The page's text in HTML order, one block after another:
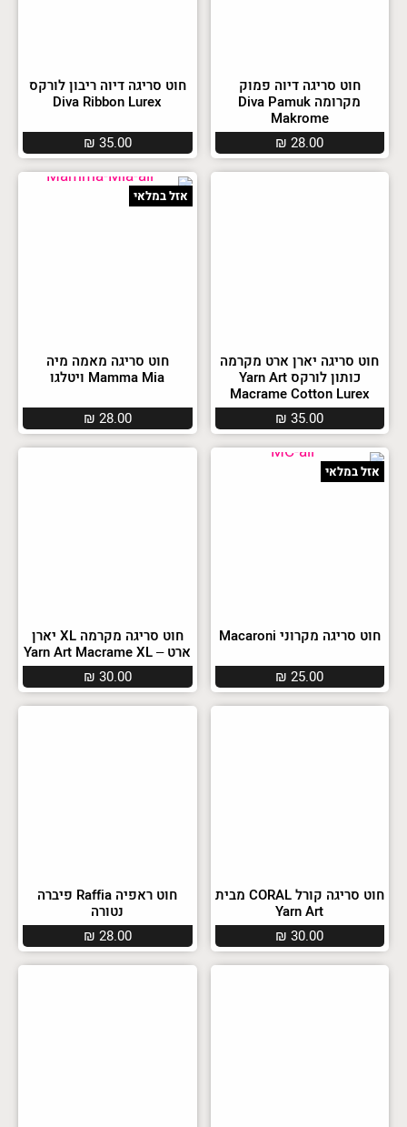
חוט סריגה דיוה פמוק
מקרומה Diva Pamuk
Makrome
₪ 28.00
חוט סריגה דיוה ריבון לורקס
Diva Ribbon Lurex
₪ 35.00
חוט סריגה יארן ארט מקרמה
כותון לורקס Yarn Art
Macrame Cotton Lurex
₪ 35.00
אזל במלאי
חוט סריגה מאמה מיה
Mamma Mia ויטלגו
₪ 28.00
אזל במלאי
חוט סריגה מקרוני Macaroni
₪ 25.00
חוט סריגה מקרמה XL יארן
ארט – Yarn Art Macrame XL
₪ 30.00
חוט סריגה קורל CORAL מבית
Yarn Art
₪ 30.00
חוט ראפיה Raffia פיברה
נטורה
₪ 28.00